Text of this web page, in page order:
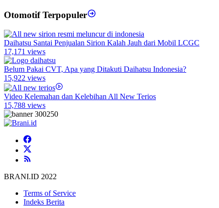
Otomotif Terpopuler
Daihatsu Santai Penjualan Sirion Kalah Jauh dari Mobil LCGC
17,171 views
Belum Pakai CVT, Apa yang Ditakuti Daihatsu Indonesia?
15,922 views
Video Kelemahan dan Kelebihan All New Terios
15,788 views
BRANI.ID 2022
Terms of Service
Indeks Berita